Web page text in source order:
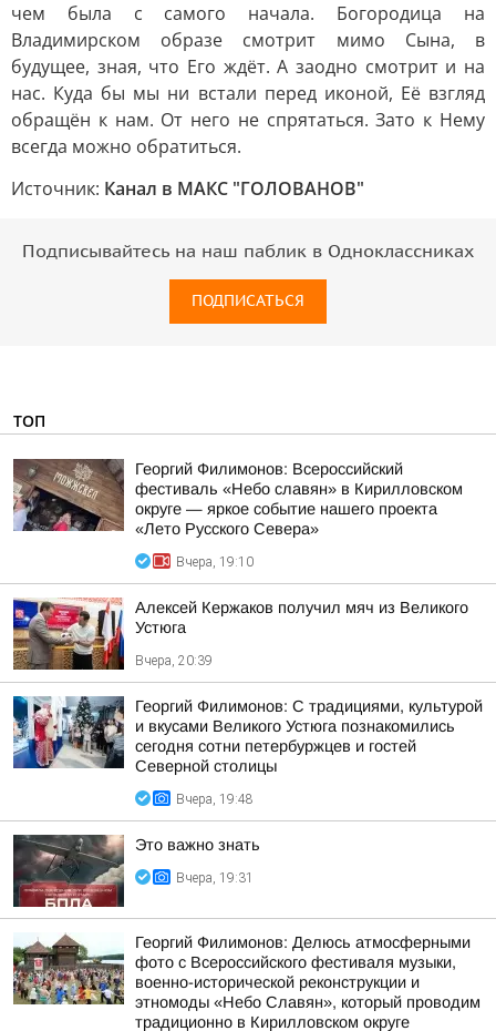
чем была с самого начала. Богородица на
Владимирском образе смотрит мимо Сына, в
будущее, зная, что Его ждёт. А заодно смотрит и на
нас. Куда бы мы ни встали перед иконой, Её взгляд
обращён к нам. От него не спрятаться. Зато к Нему
всегда можно обратиться.
Источник: Канал в МАКС "ГОЛОВАНОВ"
Подписывайтесь на наш паблик в Одноклассниках
ПОДПИСАТЬСЯ
ТОП
Георгий Филимонов: Всероссийский
фестиваль «Небо славян» в Кирилловском
округе — яркое событие нашего проекта
«Лето Русского Севера»
Вчера, 19:10
Алексей Кержаков получил мяч из Великого
Устюга
Вчера, 20:39
Георгий Филимонов: С традициями, культурой
и вкусами Великого Устюга познакомились
сегодня сотни петербуржцев и гостей
Северной столицы
Вчера, 19:48
Это важно знать
Вчера, 19:31
Георгий Филимонов: Делюсь атмосферными
фото с Всероссийского фестиваля музыки,
военно-исторической реконструкции и
этномоды «Небо Славян», который проводим
традиционно в Кирилловском округе